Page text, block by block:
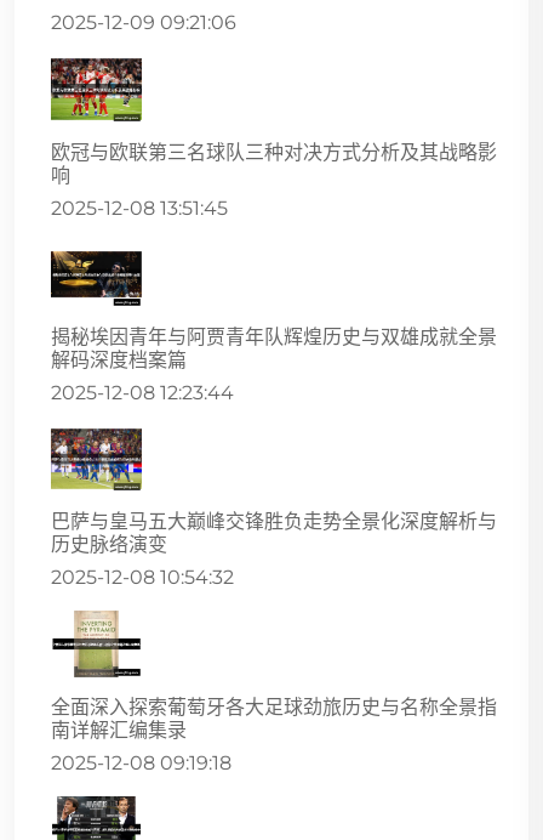
2025-12-09 09:21:06
欧冠与欧联第三名球队三种对决方式分析及其战略影
响
2025-12-08 13:51:45
揭秘埃因青年与阿贾青年队辉煌历史与双雄成就全景
解码深度档案篇
2025-12-08 12:23:44
巴萨与皇马五大巅峰交锋胜负走势全景化深度解析与
历史脉络演变
2025-12-08 10:54:32
全面深入探索葡萄牙各大足球劲旅历史与名称全景指
南详解汇编集录
2025-12-08 09:19:18